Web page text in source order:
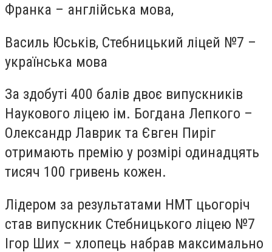
Франка – англійська мова,
Василь Юськів, Стебницький ліцей №7 –
українська мова
За здобуті 400 балів двоє випускників
Наукового ліцею ім. Богдана Лепкого –
Олександр Лаврик та Євген Пиріг
отримають премію у розмірі одинадцять
тисяч 100 гривень кожен.
Лідером за результатами НМТ цьогоріч
став випускник Стебницького ліцею №7
Ігор Ших – хлопець набрав максимально